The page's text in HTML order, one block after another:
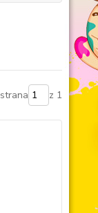
strana z 1